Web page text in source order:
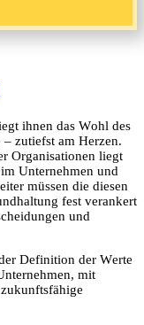
ihnen das Wohl des
– zutiefst am Herzen.
Organisationen liegt
Unternehmen und
müssen die diesen
fest verankert
und
Definition der Werte
mit